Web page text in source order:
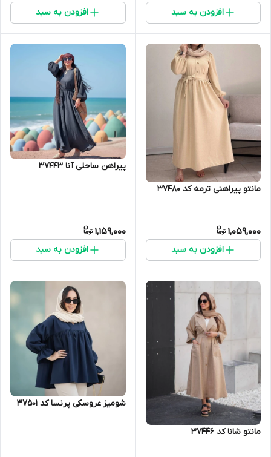
افزودن به سبد افزودن به سبد
مانتو پیراهنی ترمه کد 37480
1,059,000
افزودن به سبد
پیراهن ساحلی آنا 37443
1,159,000
افزودن به سبد
مانتو شانا کد 37446
شومیز عروسکی پرنسا کد 37501